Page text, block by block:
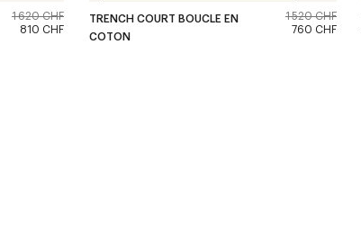
1 620 CHF
810 CHF
TRENCH COURT BOUCLE EN
COTON
1 520 CHF
760 CHF